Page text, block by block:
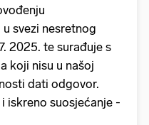
svezi nesretnog
2025. te surađuje s
koji nisu u našoj
dati odgovor.
iskreno suosjećanje -